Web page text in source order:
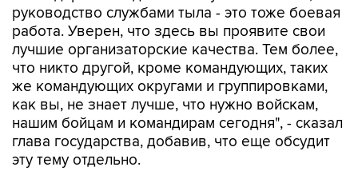
руководство службами тыла - это тоже боевая
работа. Уверен, что здесь вы проявите свои
лучшие организаторские качества. Тем более,
что никто другой, кроме командующих, таких
же командующих округами и группировками,
как вы, не знает лучше, что нужно войскам,
нашим бойцам и командирам сегодня", - сказал
глава государства, добавив, что еще обсудит
эту тему отдельно.